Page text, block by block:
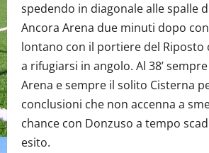
spedendo in diagonale alle spalle
Ancora Arena due minuti dopo
lontano con il portiere del Riposto
a rifugiarsi in angolo. Al 38’
Arena e sempre il solito Cisterna
conclusioni che non accenna a
chance con Donzuso a tempo
esito.